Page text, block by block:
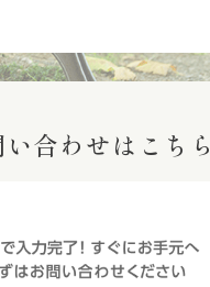
い合わせはこちら